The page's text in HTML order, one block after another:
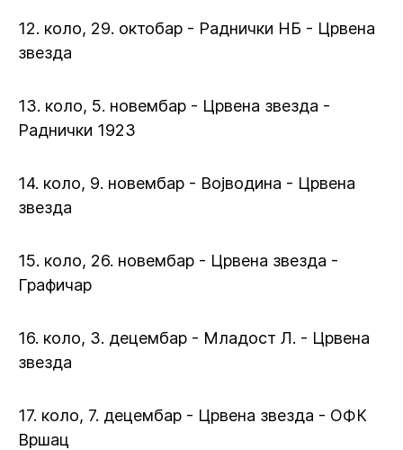
12. коло, 29. октобар - Раднички НБ - Црвена
звезда
13. коло, 5. новембар - Црвена звезда -
Раднички 1923
14. коло, 9. новембар - Војводина - Црвена
звезда
15. коло, 26. новембар - Црвена звезда -
Графичар
16. коло, 3. децембар - Младост Л. - Црвена
звезда
17. коло, 7. децембар - Црвена звезда - ОФК
Вршац